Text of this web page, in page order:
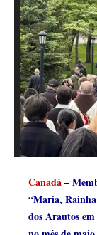
Canadá–
“Maria, Rainha
dos Arautos